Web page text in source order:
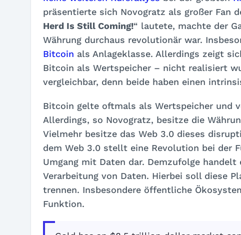
präsentierte sich Novogratz als großer Fan
Herd Is Still Coming!“ lautete, machte der
Währung durchaus revolutionär war.
Bitcoin als Anlageklasse. Allerdings zeigt
Bitcoin als Wertspeicher – nicht realisiert
vergleichbar, denn beide haben einen
Bitcoin gelte oftmals als Wertspeicher und
Allerdings, so Novogratz, besitze die
Vielmehr besitze das Web 3.0 dieses
dem Web 3.0 stellt eine Revolution bei der
Umgang mit Daten dar. Demzufolge
Verarbeitung von Daten. Hierbei soll diese
trennen. Insbesondere öffentliche
Funktion.